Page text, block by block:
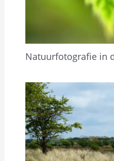
Natuurfotografie in